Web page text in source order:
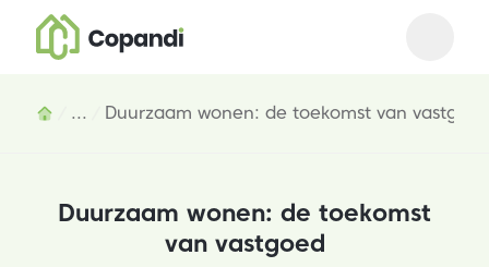
... Duurzaam wonen: de toekomst van vastgoed
Duurzaam wonen: de toekomst
van vastgoed